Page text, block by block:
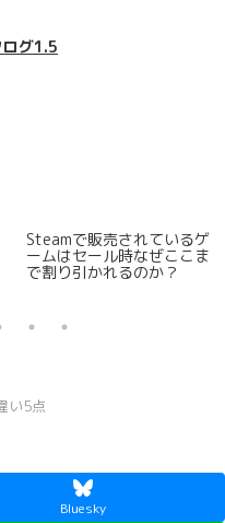
ログ1.5
プロゲーマACQUA~ブラン
カのリフト後コンボ四種を
解説する
い5点
Bluesky